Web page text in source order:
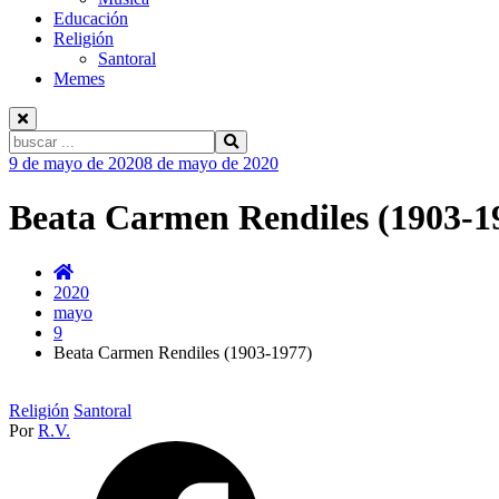
Educación
Religión
Santoral
Memes
Buscar:
Ir
contenido
9 de mayo de 20208 de mayo de 2020
Beata Carmen Rendiles (1903-
2020
mayo
9
Beata Carmen Rendiles (1903-1977)
Religión Santoral
PorR.V.